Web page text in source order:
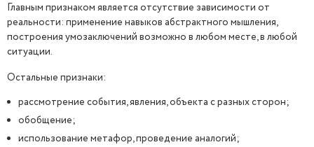
Главным признаком является отсутствие зависимости от
реальности: применение навыков абстрактного мышления,
построения умозаключений возможно в любом месте, в любой
ситуации.
Остальные признаки:
рассмотрение события, явления, объекта с разных сторон;
обобщение;
использование метафор, проведение аналогий;